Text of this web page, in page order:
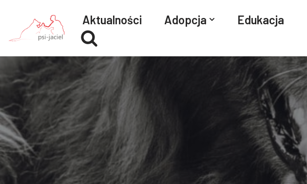
Przejdź
do
Aktualności Adopcja Edukacja